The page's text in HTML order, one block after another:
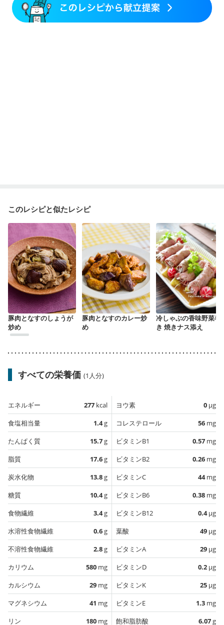
妊婦健診・体重増加が気になる（初期）
妊婦健診・血圧が気になる（初期）
このレシピと似たレシピ
豚肉となすのしょうが
炒め
豚肉となすのカレー炒
め
冷しゃぶの香味野菜巻
き 焼きナス添え
すべての栄養価 (1人分)
エネルギー 277 kcal
食塩相当量
1.4g
たんぱく質
15.7g
脂質
17.6g
炭水化物
13.8g
糖質
10.4g
食物繊維
3.4g
水溶性食物繊維
0.6g
不溶性食物繊維
2.8g
カリウム
580 mg
カルシウム
29 mg
マグネシウム
41 mg
リン
180 mg
ヨウ素 0 µg
コレステロール
56 mg
ビタミンB1
0.57 mg
ビタミンB2
0.26 mg
ビタミンC
44mg
ビタミンB6
0.38 mg
ビタミンB12
0.4µg
葉酸
49 µg
ビタミンA
29 µg
ビタミンD
0.2 µg
ビタミンK
25 µg
ビタミンE
1.3 mg
飽和脂肪酸
6.07g